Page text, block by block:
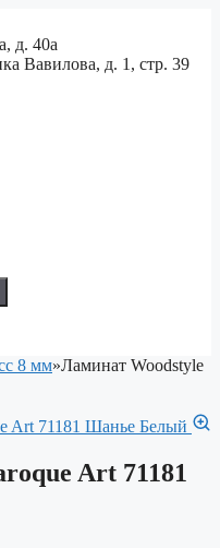
д. 40а
Вавилова, д. 1, стр. 39
8 мм»Ламинат Woodstyle
Art 71181